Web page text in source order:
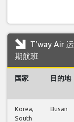
T'way Air
期航班
国家 目的地
Korea,
South
Busan